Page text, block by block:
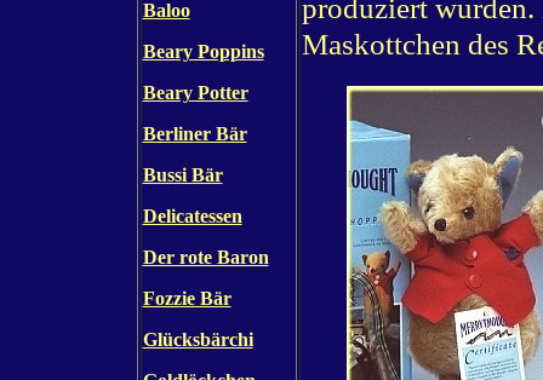
Baloo
Beary Poppins
Beary Potter
Berliner Bär
Bussi Bär
Delicatessen
Der rote Baron
Fozzie Bär
Glücksbärchi
produziert wurden.
Maskottchen des